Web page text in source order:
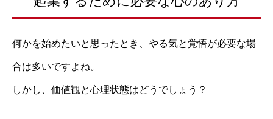
何かを始めたいと思ったとき、やる気と覚悟が必要な場
合は多いですよね。
しかし、価値観と心理状態はどうでしょう？